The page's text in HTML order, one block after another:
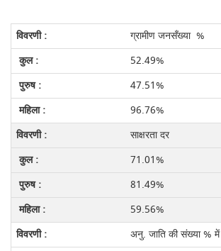
ग्रामीण जनसँख्या %
52.49%
47.51%
96.76%
साक्षरता दर
71.01%
81.49%
59.56%
अनु. जाति की संख्या % में